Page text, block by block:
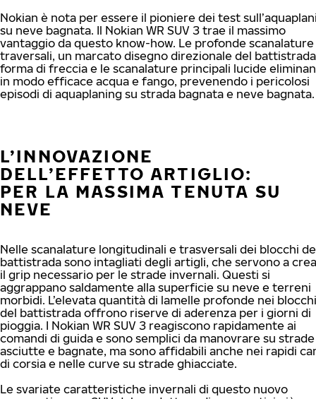
Nokian è nota per essere il pioniere dei test
su neve bagnata. Il Nokian WR SUV 3 trae il massimo
vantaggio da questo know-how. Le profonde scanalature
traversali, un marcato disegno direzionale del
forma di freccia e le scanalature principali lucide
in modo efficace acqua e fango, prevenendo i pericolosi
episodi di aquaplaning su strada bagnata e neve bagnata.
L’INNOVAZIONE
DELL’EFFETTO ARTIGLIO:
PER LA MASSIMA TENUTA SU
NEVE
Nelle scanalature longitudinali e trasversali dei blocchi
battistrada sono intagliati degli artigli, che servono a
il grip necessario per le strade invernali. Questi si
aggrappano saldamente alla superficie su neve e terreni
morbidi. L’elevata quantità di lamelle profonde nei blocchi
del battistrada offrono riserve di aderenza per i giorni di
pioggia. I Nokian WR SUV 3 reagiscono rapidamente ai
comandi di guida e sono semplici da manovrare su strade
asciutte e bagnate, ma sono affidabili anche nei rapidi
di corsia e nelle curve su strade ghiacciate.
Le svariate caratteristiche invernali di questo nuovo